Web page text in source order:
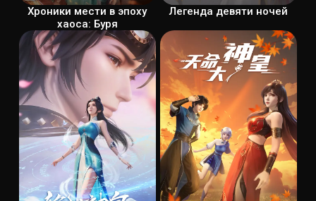
Хроники мести в эпоху
хаоса: Буря
Легенда девяти ночей